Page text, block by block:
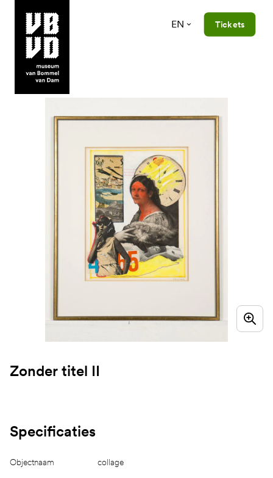
museum van Bommel van Dam
EN Tickets
Zonder titel II
Specificaties
Objectnaam collage